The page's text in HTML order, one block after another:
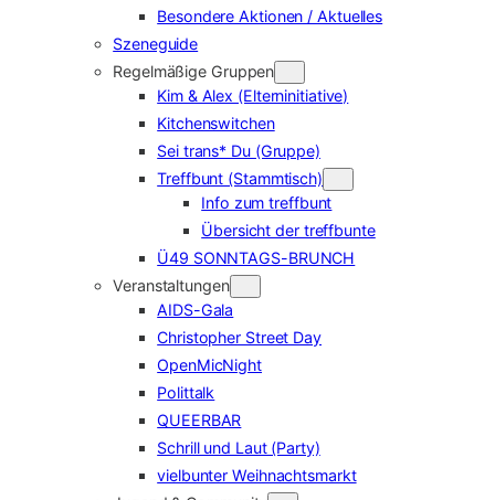
Besondere Aktionen / Aktuelles
Szeneguide
Regelmäßige Gruppen
Kim & Alex (Elterninitiative)
Kitchenswitchen
Sei trans* Du (Gruppe)
Treffbunt (Stammtisch)
Info zum treffbunt
Übersicht der treffbunte
Ü49 SONNTAGS-BRUNCH
Veranstaltungen
AIDS-Gala
Christopher Street Day
OpenMicNight
Polittalk
QUEERBAR
Schrill und Laut (Party)
vielbunter Weihnachtsmarkt